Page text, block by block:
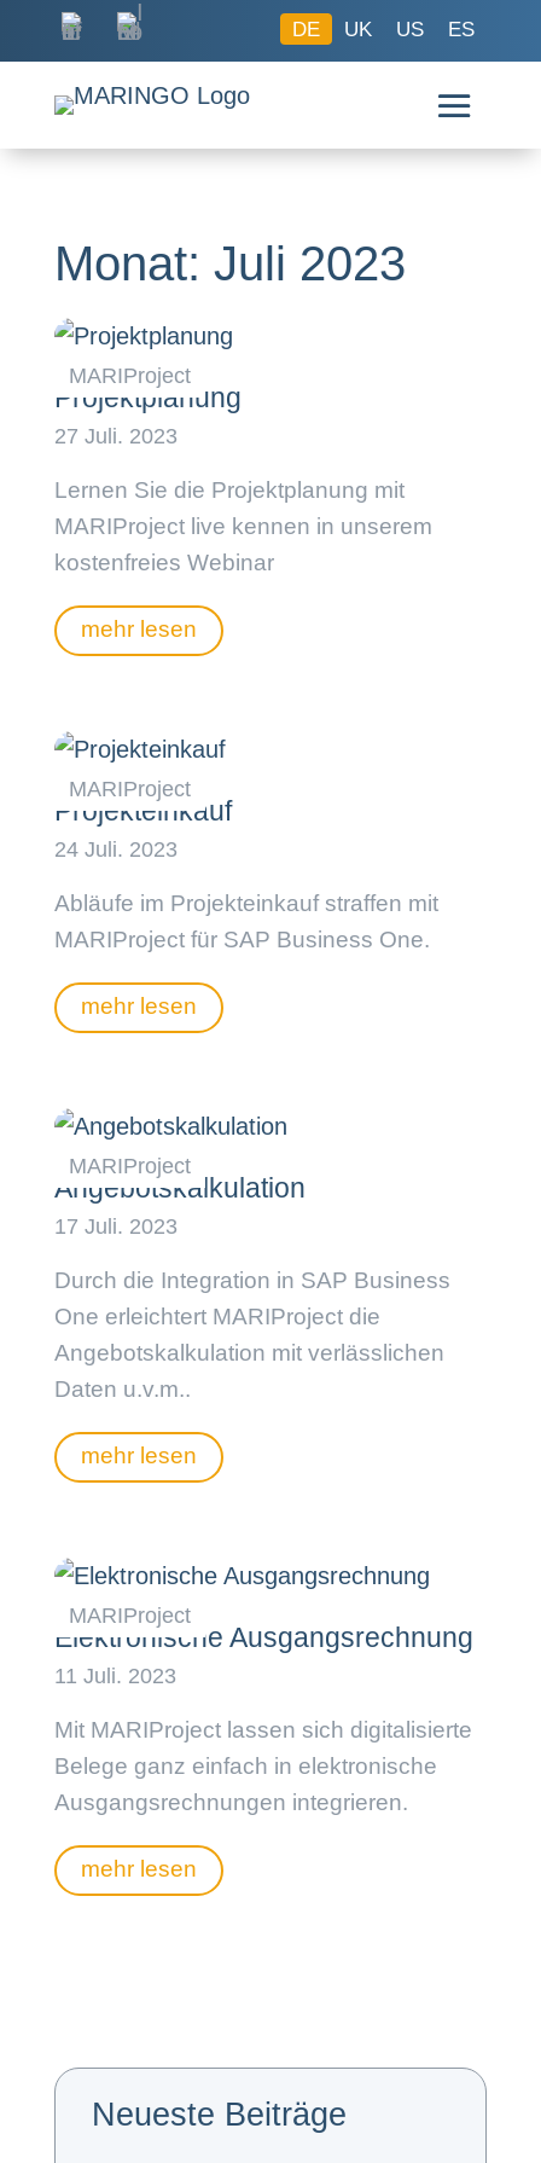
DE UK US ES
Monat: Juli 2023
Projektplanung
Lernen Sie die Projektplanung mit
MARIProject live kennen in unserem
kostenfreies Webinar
mehr lesen
Projekteinkauf
Abläufe im Projekteinkauf straffen mit
MARIProject für SAP Business One.
mehr lesen
Angebotskalkulation
Durch die Integration in SAP Business
One erleichtert MARIProject die
Angebotskalkulation mit verlässlichen
Daten u.v.m..
mehr lesen
Elektronische Ausgangsrechnung
Mit MARIProject lassen sich digitalisierte
Belege ganz einfach in elektronische
Ausgangsrechnungen integrieren.
mehr lesen
Neueste Beiträge